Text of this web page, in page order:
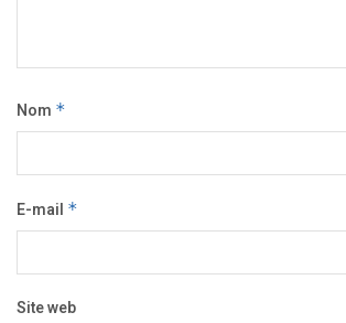
Nom *
E-mail *
Site web